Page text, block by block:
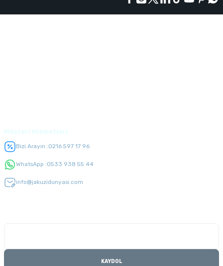
Bizi Arayın :0216 597 17 96
WhatsApp :0533 938 55 44
info@jakuzidunyasi.com
KAYDOL